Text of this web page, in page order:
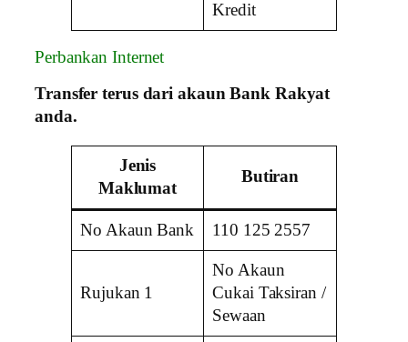
Kredit
Perbankan Internet
Transfer terus dari akaun Bank Rakyat
anda.
Jenis
Maklumat
Butiran
No Akaun Bank 110 125 2557
Rujukan 1
No Akaun
Cukai Taksiran /
Sewaan